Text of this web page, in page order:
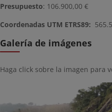
Presupuesto: 106.900,00 €
Coordenadas UTM ETRS89:
Galería de imágenes
Haga click sobre la imagen para